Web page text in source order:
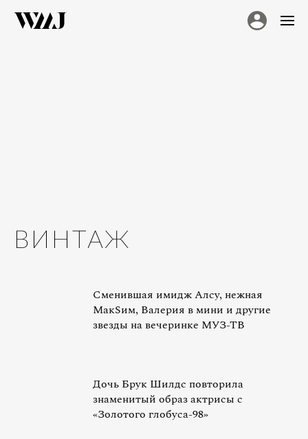
ВИНТАЖ
Сменившая имидж Алсу, нежная
МакSим, Валерия в мини и другие
звезды на вечеринке МУЗ-ТВ
Дочь Брук Шилдс повторила
знаменитый образ актрисы с
«Золотого глобуса-98»